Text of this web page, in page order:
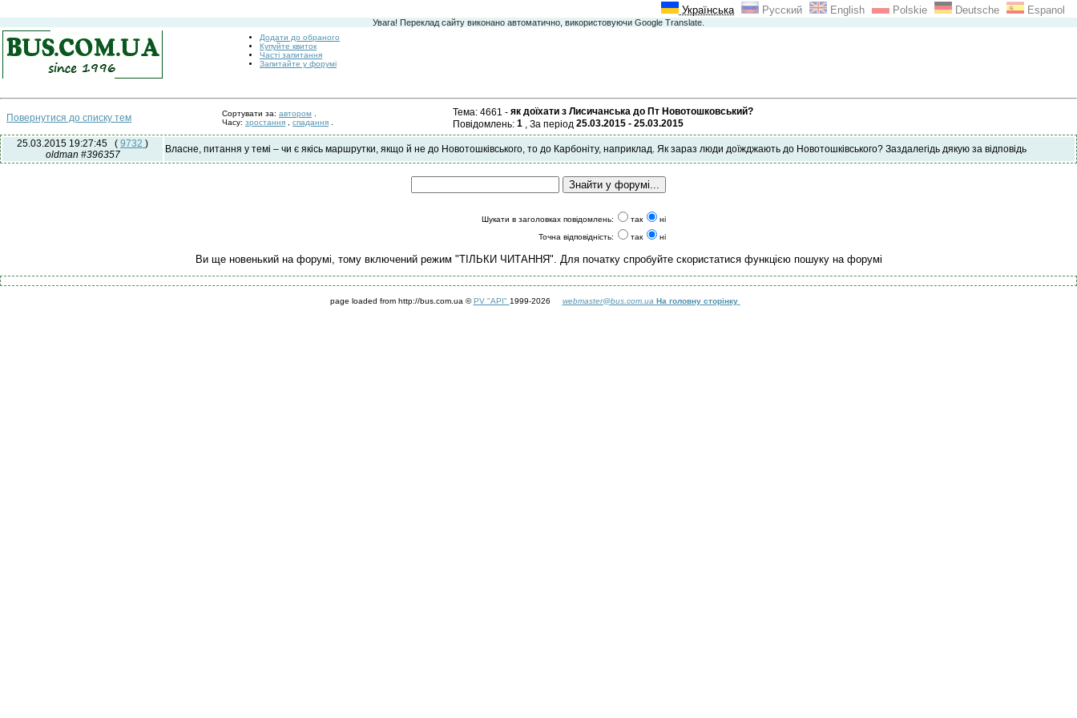
Українська Русский English Polskie Deutsche Espanol
Увага! Переклад сайту виконано автоматично, використовуючи Google Translate.
Додати до обраного
Купуйте квиток
Часті запитання
Запитайте у форумі
Повернутися до списку тем Сортувати за: автором
Часу: зростання спадання
Тема: 4661 - як доїхати з Лисичанська до Пт Новотошковський?
Повідомлень: 1 , За період 25.03.2015 - 25.03.2015
25.03.2015 19:27:45
( 9732 )
oldman #396357
Власне, питання у темі – чи є якісь маршрутки, якщо й не до Новотошківського, то до Карбоніту, наприклад. Як зараз люди доїжджають до Новотошківського? Заздалегідь дякую за відповідь
Шукати в заголовках повідомлень: так
ні
Точна відповідність:
так ні
Ви ще новенький на форумі, тому включений режим "ТІЛЬКИ ЧИТАННЯ". Для початку спробуйте скористатися функцією пошуку на форумі
page loaded from http://bus.com.ua ©PV "API" 1999-2026 webmaster@bus.com.ua На головну сторінку